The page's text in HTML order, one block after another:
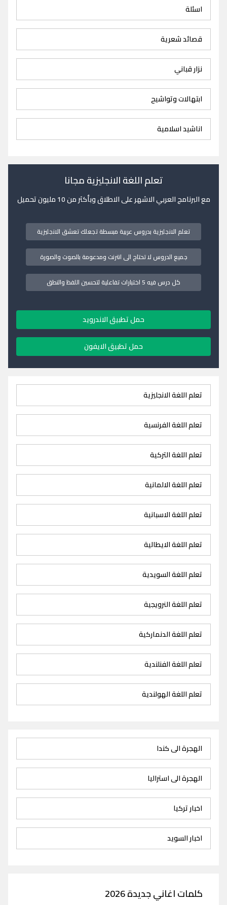
اسئلة
قصائد شعرية
نزار قباني
ابتهالات وتواشيح
اناشيد اسلامية
تعلم اللغة الانجليزية مجانا
مع البرنامج العربي الاشهر على الاطلاق وبأكثر من 10 مليون تحميل
تعلم الانجليزية بدروس عربية مبسطة تجعلك تعشق الانجليزية
جميع الدروس لا تحتاج الى انترنت ومدعومة بالصوت والصورة
كل درس فيه 5 اختبارات تفاعلية لتحسين اللفظ والنطق
حمل تطبيق الاندرويد
حمل تطبيق الايفون
تعلم اللغة الانجليزية
تعلم اللغة الفرنسية
تعلم اللغة التركية
تعلم اللغة الالمانية
تعلم اللغة الاسبانية
تعلم اللغة الايطالية
تعلم اللغة السويدية
تعلم اللغة النرويجية
تعلم اللغة الدنماركية
تعلم اللغة الفنلندية
تعلم اللغة الهولندية
الهجرة الى كندا
الهجرة الى استراليا
اخبار تركيا
اخبار السويد
كلمات اغاني جديدة 2026